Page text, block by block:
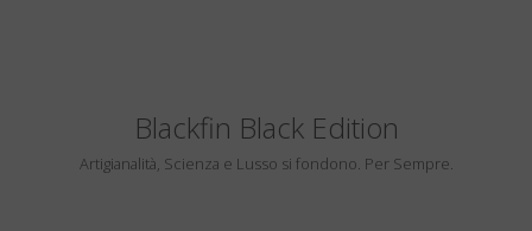
Blackfin Black Edition
Artigianalità, Scienza e Lusso si fondono. Per Sempre.